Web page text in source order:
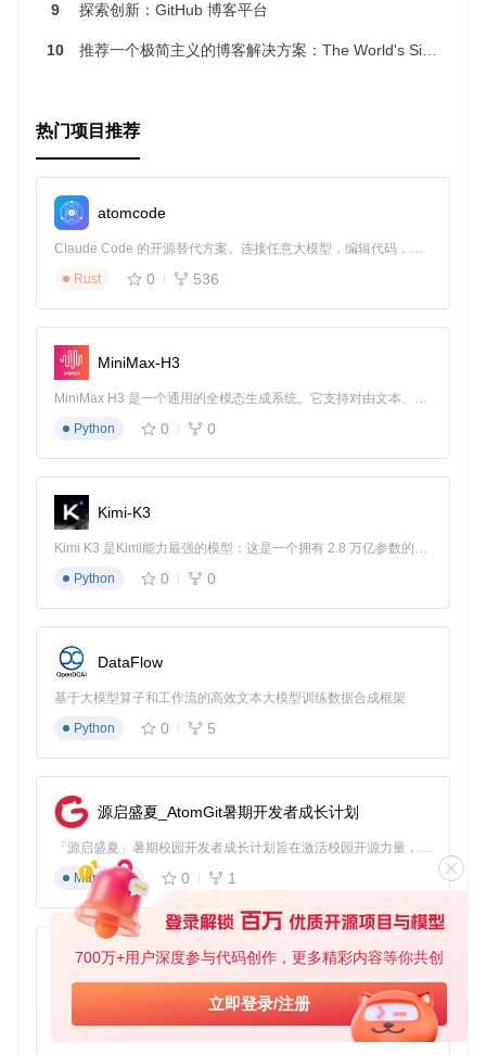
700万+用户深度参与代码创作，更多精彩内容等你共创
立即登录/注册
9 探索创新：GitHub 博客平台
10 推荐一个极简主义的博客解决方案：The World's Simplest Blog
热门项目推荐
atomcode
Claude Code 的开源替代方案。连接任意大模型，编辑代码，运行命令，自动验证 — 全自动执行。用 Rust 构建，极致性能。 ｜ An open-source alternative to Claude Code. Connect any LLM, edit code, run commands, and verify changes — autonomously. Built in Rust for speed. Get Started
Rust
0 536
MiniMax-H3
MiniMax H3 是一个通用的全模态生成系统。它支持对由文本、图像、视频和音频组成的多模态上下文进行统一理解，并能生成分辨率高达 2K、时长可达 15 秒的带原生立体声音频的视频。得益于面向任务泛化的系统设计，H3 在预训练阶段就已具备广泛的多模态上下文理解与生成能力，能够出色地执行复杂的多模态指令。
Python
0 0
Kimi-K3
Kimi K3 是Kimi能力最强的模型：这是一个拥有 2.8 万亿参数的混合专家（MoE）模型，具备原生视觉理解能力，并支持 100 万 token 的上下文窗口。
Python
0 0
DataFlow
基于大模型算子和工作流的高效文本大模型训练数据合成框架
Python
0 5
源启盛夏_AtomGit暑期开发者成长计划
「源启盛夏」暑期校园开发者成长计划旨在激活校园开源力量，通过积分激励、认证扶持、资源倾斜等形式，引导高校组织和开发者完成「入驻 — 建项目 — 做贡献 — 获认证 — 得资源」的完整闭环。无论你是想带领社团入驻平台的组织者，还是希望用代码贡献证明自己的开发者，都能在这里找到属于你的成长路径。
Markdown
0 1
py-xiaozhi
基于Python的Xiaozhi AI，适用于想要完整Xiaozhi体验而无需拥有专用硬件的用户。
Python
0 1